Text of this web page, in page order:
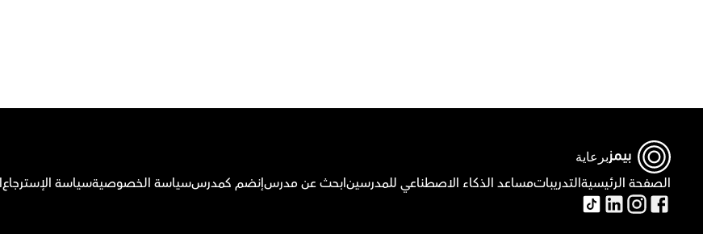
قم بتحميل تطبيق أوركاس
برعاية
الصفحة الرئيسيةالتدريباتمساعد الذكاء الاصطناعي للمدرسينابحث عن مدرسإنضم كمدرسسياسة الخصوصيةسياسة الإسترجاع